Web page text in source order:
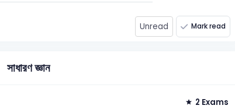
Unread Mark read
সাধারণ জ্ঞান
2 Exams